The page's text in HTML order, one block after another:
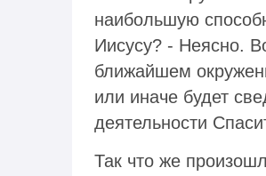
наибольшую
Иисусу? - Неясно.
ближайшем
или иначе будет
деятельности
Так что же